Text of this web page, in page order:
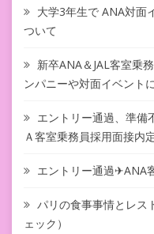
大学3年生で ANA対面
ついて
新卒ANA＆JAL客室乗
ンパニーや対面イベント
エントリー通過、準備
Ａ客室乗務員採用面接内
エントリー通過✈ANA
パリの食事事情とレス
ェック）